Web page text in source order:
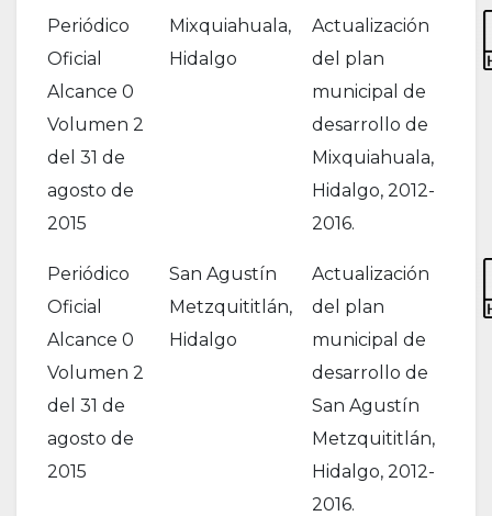
Periódico
Oficial
Alcance 0
Volumen 2
del 31 de
agosto de
2015
Mixquiahuala,
Hidalgo
Actualización
del plan
municipal de
desarrollo de
Mixquiahuala,
Hidalgo, 2012-
2016.
Periódico
Oficial
Alcance 0
Volumen 2
del 31 de
agosto de
2015
San Agustín
Metzquititlán,
Hidalgo
Actualización
del plan
municipal de
desarrollo de
San Agustín
Metzquititlán,
Hidalgo, 2012-
2016.